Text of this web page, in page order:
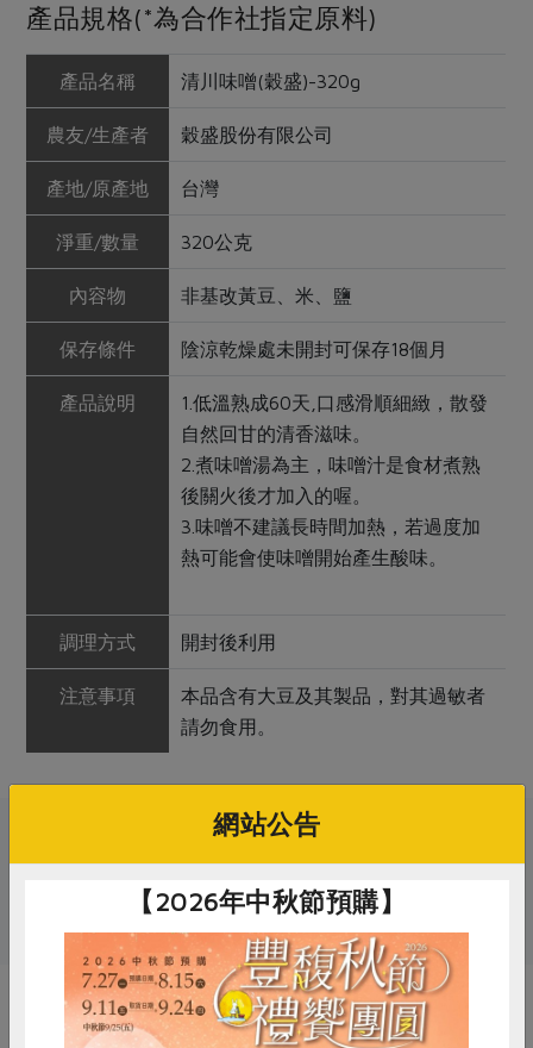
產品規格(*為合作社指定原料)
產品名稱 清川味噌(穀盛)-320g
農友/生產者 穀盛股份有限公司
產地/原產地 台灣
淨重/數量 320公克
內容物 非基改黃豆、米、鹽
保存條件 陰涼乾燥處未開封可保存18個月
產品說明
1.低溫熟成60天,口感滑順細緻，散發
自然回甘的清香滋味。
2.煮味噌湯為主，味噌汁是食材煮熟
後關火後才加入的喔。
3.味噌不建議長時間加熱，若過度加
熱可能會使味噌開始產生酸味。
調理方式 開封後利用
注意事項
本品含有大豆及其製品，對其過敏者
請勿食用。
關鍵字
# 穀盛 # 味噌
你可能有興趣的產品
網站公告
【2026年中秋節預購】